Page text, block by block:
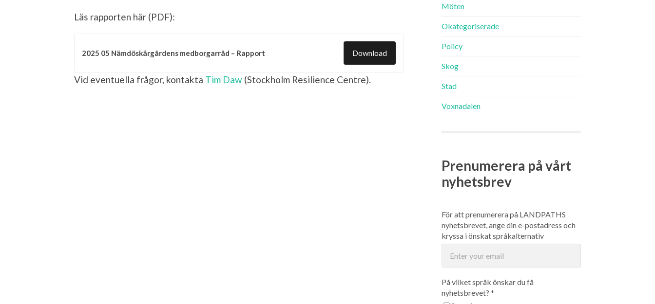
Läs rapporten här (PDF):
2025 05 Nämdöskärgårdens medborgarråd – Rapport Download
Vid eventuella frågor, kontakta Tim Daw (Stockholm Resilience Centre).
Möten
Okategoriserade
Policy
Skog
Stad
Voxnadalen
Prenumerera på vårt
nyhetsbrev
För att prenumerera på LANDPATHS
nyhetsbrevet, ange din e-postadress och
kryssa i önskat språkalternativ
På vilket språk önskar du få
nyhetsbrevet? *